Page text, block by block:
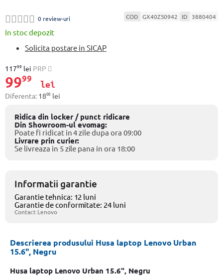
0 review-uri COD GX40Z50942 ID 3880404
In stoc depozit
Solicita postare in SICAP
11799 lei PRP
9999
lei
Diferenta: 1800 lei
Ridica din locker / punct ridicare
Din Showroom-ul evomag:
Poate fi ridicat in 4 zile dupa ora 09:00
Livrare prin curier:
Se livreaza in 5 zile pana in ora 18:00
Informatii garantie
Garantie tehnica: 12 luni
Garantie de conformitate: 24 luni
Contact Lenovo
Descrierea produsului Husa laptop Lenovo Urban
15.6", Negru
Husa laptop Lenovo Urban 15.6", Negru